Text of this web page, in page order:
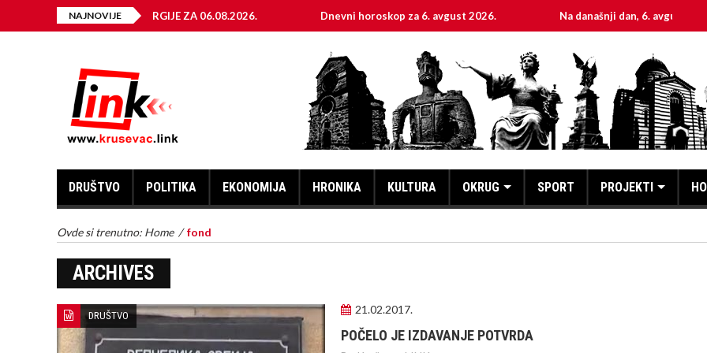
NAJNOVIJE
ELEKTRIČNE ENERGIJE ZA 06.08.2026. Dnevni horoskop za 6. avgust 2026. Na današnji dan, 6. avgust
DRUŠTVO POLITIKA EKONOMIJA HRONIKA KULTURA OKRUG SPORT PROJEKTI
Ovde si trenutno: Home /fond
ARCHIVES
DRUŠTVO 21.02.2017.
POČELO JE IZDAVANJE POTVRDA